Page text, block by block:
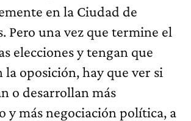
en la Ciudad de
Pero una vez que termine el
elecciones y tengan que
la oposición, hay que ver si
o desarrollan más
y más negociación política, a